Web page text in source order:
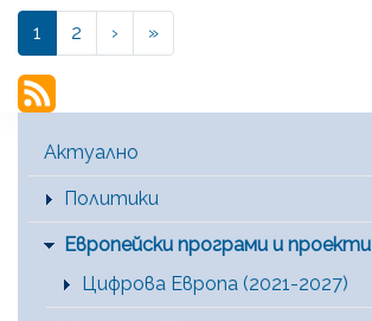
Pagination
Current
page
1 Page
2 › »Last »
Main Menu [BG]
Актуално
Политики
Европейски програми и проекти
Цифрова Европа (2021-2027)